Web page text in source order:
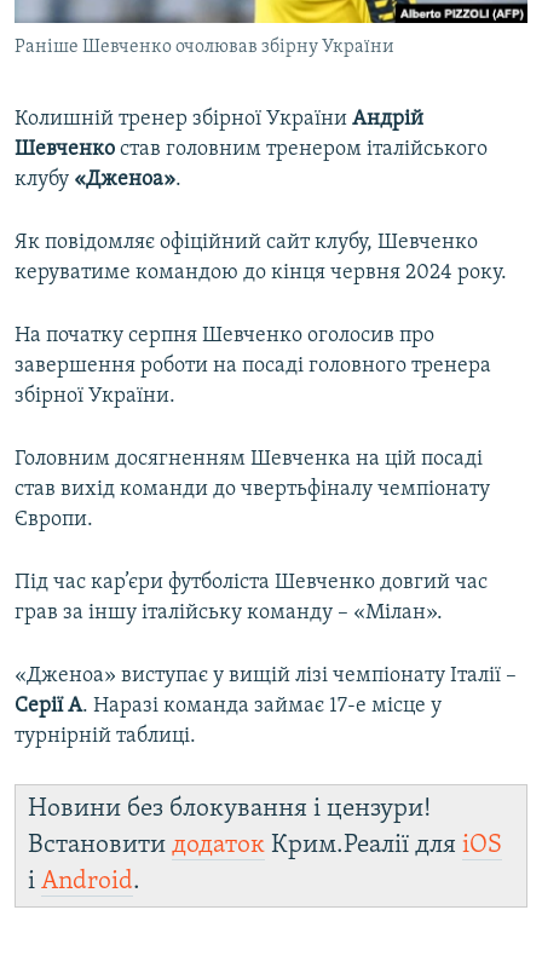
СВІДЧЕННЯ ОКУПАЦІЇ
УКРАЇНСЬКА ПРОБЛЕМА КРИМУ
Qırımtatar
Раніше Шевченко очолював збірну України
Колишній тренер збірної України Андрій
Шевченко став головним тренером італійського
клубу «Дженоа».
Як повідомляє офіційний сайт клубу, Шевченко
керуватиме командою до кінця червня 2024 року.
На початку серпня Шевченко оголосив про
завершення роботи на посаді головного тренера
збірної України.
Головним досягненням Шевченка на цій посаді
став вихід команди до чвертьфіналу чемпіонату
Європи.
Під час кар’єри футболіста Шевченко довгий час
грав за іншу італійську команду – «Мілан».
«Дженоа» виступає у вищій лізі чемпіонату Італії –
Серії А. Наразі команда займає 17-е місце у
турнірній таблиці.
Новини без блокування і цензури!
Встановити додаток Крим.Реалії для iOS
і Android.